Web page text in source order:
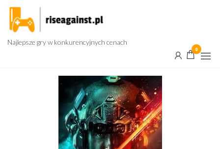
Przejdź
treści
Najlepsze gry w konkurencyjnych cenach
0